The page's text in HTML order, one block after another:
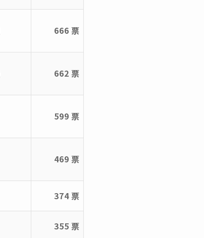
666 票
662 票
599 票
469 票
374 票
355 票